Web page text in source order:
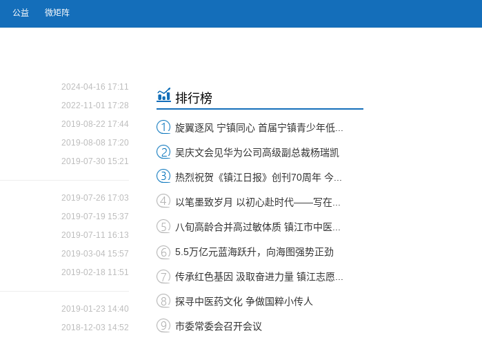
公益 微矩阵
2024-04-16 17:11
2022-11-01 17:28
2019-08-22 17:44
2019-08-08 17:20
2019-07-30 15:21
2019-07-26 17:03
2019-07-19 15:37
2019-07-11 16:13
2019-03-04 15:57
2019-02-18 11:51
2019-01-23 14:40
2018-12-03 14:52
排行榜
旋翼逐风 宁镇同心 首届宁镇青少年低...
吴庆文会见华为公司高级副总裁杨瑞凯
热烈祝贺《镇江日报》创刊70周年 今...
以笔墨致岁月 以初心赴时代——写在...
八旬高龄合并高过敏体质 镇江市中医...
5.5万亿元蓝海跃升，向海图强势正劲
传承红色基因 汲取奋进力量 镇江志愿...
探寻中医药文化 争做国粹小传人
市委常委会召开会议